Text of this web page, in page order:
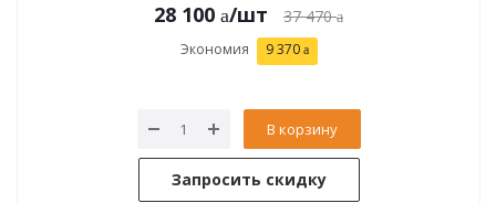
28 100 /шт 37 470
Экономия 9 370
В корзину
Запросить скидку